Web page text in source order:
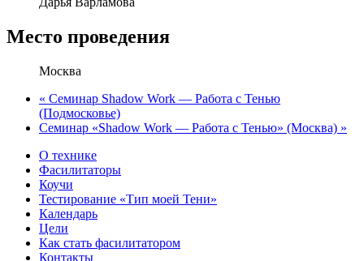
Место проведения
Москва
« Семинар Shadow Work — Работа с Тенью
(Подмосковье)
Семинар «Shadow Work — Работа с Тенью» (Москва) »
О технике
Фасилитаторы
Коучи
Тестирование «Тип моей Тени»
Календарь
Цели
Как стать фасилитатором
Контакты